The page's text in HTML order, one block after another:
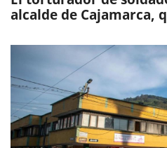
alcalde de Cajamarca,